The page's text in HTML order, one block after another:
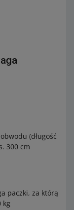
(długość
300 cm
paczki, za którą
kg